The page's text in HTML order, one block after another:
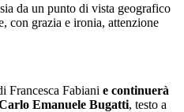
da un punto di vista geografico
con grazia e ironia, attenzione
Francesca Fabiani e continuerà
Emanuele Bugatti, testo a